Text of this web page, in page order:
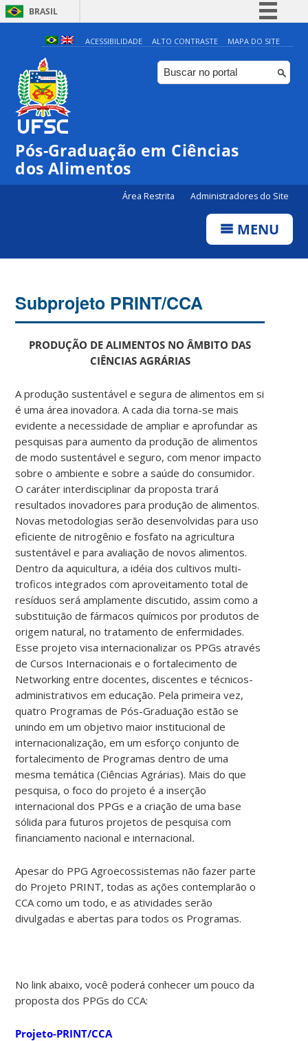
BRASIL
Simplifique!
Comunica BR
Participe
Canais
ACESSIBILIDADE ALTO CONTRASTE MAPA DO SITE
Pós-Graduação em Ciências
dos Alimentos
Área Restrita Administradores do Site
MENU
Subprojeto PRINT/CCA
PRODUÇÃO DE ALIMENTOS NO ÂMBITO DAS
CIÊNCIAS AGRÁRIAS
A produção sustentável e segura de alimentos em si
é uma área inovadora. A cada dia torna-se mais
evidente a necessidade de ampliar e aprofundar as
pesquisas para aumento da produção de alimentos
de modo sustentável e seguro, com menor impacto
sobre o ambiente e sobre a saúde do consumidor.
O caráter interdisciplinar da proposta trará
resultados inovadores para produção de alimentos.
Novas metodologias serão desenvolvidas para uso
eficiente de nitrogênio e fosfato na agricultura
sustentável e para avaliação de novos alimentos.
Dentro da aquicultura, a idéia dos cultivos multi-
troficos integrados com aproveitamento total de
resíduos será amplamente discutido, assim como a
substituição de fármacos químicos por produtos de
origem natural, no tratamento de enfermidades.
Esse projeto visa internacionalizar os PPGs através
de Cursos Internacionais e o fortalecimento de
Networking entre docentes, discentes e técnicos-
administrativos em educação. Pela primeira vez,
quatro Programas de Pós-Graduação estão se
unindo em um objetivo maior institucional de
internacionalização, em um esforço conjunto de
fortalecimento de Programas dentro de uma
mesma temática (Ciências Agrárias). Mais do que
pesquisa, o foco do projeto é a inserção
internacional dos PPGs e a criação de uma base
sólida para futuros projetos de pesquisa com
financiamento nacional e internacional.
Apesar do PPG Agroecossistemas não fazer parte
do Projeto PRINT, todas as ações contemplarão o
CCA como um todo, e as atividades serão
divulgadas e abertas para todos os Programas.
No link abaixo, você poderá conhecer um pouco da
proposta dos PPGs do CCA:
Projeto-PRINT/CCA